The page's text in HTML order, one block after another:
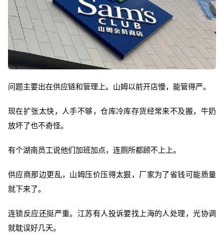
问题主要出在供应链和管理上。山姆以前开店慢，能管得严。
现在扩张太快，人手不够，仓库冷库存货经常来不及搬，牛奶
放坏了也不奇怪。
有个湖南员工说他们加班加点，连厕所都顾不上上。
供应商那边更乱，山姆压价压得太狠，厂家为了省钱可能质量
就下来了。
连锁反应还挺严重。江苏有人投诉要找上海的人处理，光协调
就耽误好几天。